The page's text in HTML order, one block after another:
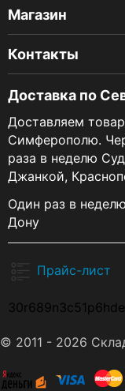
Магазин
Контакты
Доставка по
Доставляем
Симферополю.
раза в неделю
Джанкой,
Один раз в
Дону
Прайс-лист
30r689n3c51p6hde
© 2011 - 2026